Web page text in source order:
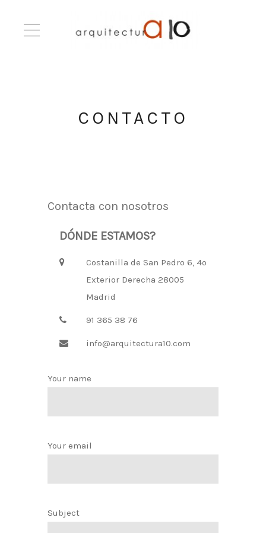
CONTACTO
Contacta con nosotros
DÓNDE ESTAMOS?
Costanilla de San Pedro 6, 4º
Exterior Derecha 28005
Madrid
91 365 38 76
info@arquitectura10.com
Your name
Your email
Subject